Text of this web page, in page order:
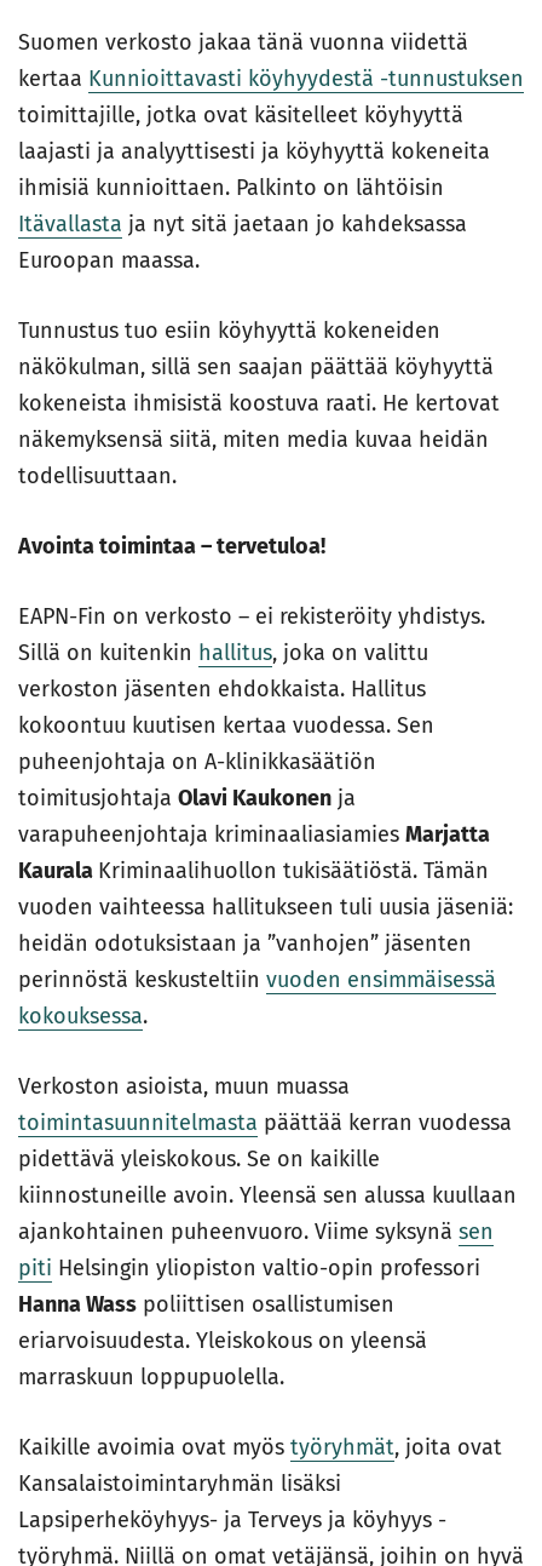
Suomen verkosto jakaa tänä vuonna viidettä
kertaa Kunnioittavasti köyhyydestä -tunnustuksen
toimittajille, jotka ovat käsitelleet köyhyyttä
laajasti ja analyyttisesti ja köyhyyttä kokeneita
ihmisiä kunnioittaen. Palkinto on lähtöisin
Itävallasta ja nyt sitä jaetaan jo kahdeksassa
Euroopan maassa.
Tunnustus tuo esiin köyhyyttä kokeneiden
näkökulman, sillä sen saajan päättää köyhyyttä
kokeneista ihmisistä koostuva raati. He kertovat
näkemyksensä siitä, miten media kuvaa heidän
todellisuuttaan.
Avointa toimintaa – tervetuloa!
EAPN-Fin on verkosto – ei rekisteröity yhdistys.
Sillä on kuitenkin hallitus, joka on valittu
verkoston jäsenten ehdokkaista. Hallitus
kokoontuu kuutisen kertaa vuodessa. Sen
puheenjohtaja on A-klinikkasäätiön
toimitusjohtaja Olavi Kaukonen ja
varapuheenjohtaja kriminaaliasiamies Marjatta
Kaurala Kriminaalihuollon tukisäätiöstä. Tämän
vuoden vaihteessa hallitukseen tuli uusia jäseniä:
heidän odotuksistaan ja ”vanhojen” jäsenten
perinnöstä keskusteltiin vuoden ensimmäisessä
kokouksessa.
Verkoston asioista, muun muassa
toimintasuunnitelmasta päättää kerran vuodessa
pidettävä yleiskokous. Se on kaikille
kiinnostuneille avoin. Yleensä sen alussa kuullaan
ajankohtainen puheenvuoro. Viime syksynä sen
piti Helsingin yliopiston valtio-opin professori
Hanna Wass poliittisen osallistumisen
eriarvoisuudesta. Yleiskokous on yleensä
marraskuun loppupuolella.
Kaikille avoimia ovat myös työryhmät, joita ovat
Kansalaistoimintaryhmän lisäksi
Lapsiperheköyhyys- ja Terveys ja köyhyys -
työryhmä. Niillä on omat vetäjänsä, joihin on hyvä